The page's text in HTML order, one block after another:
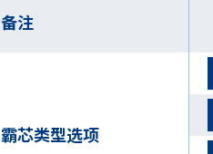
备注
霸芯类型选项